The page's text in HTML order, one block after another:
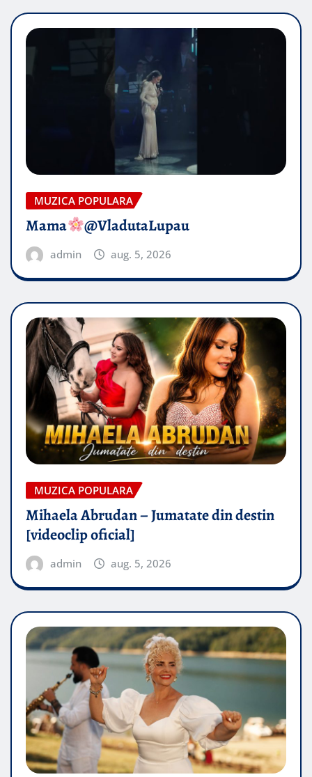
MUZICA POPULARA
Mama @VladutaLupau
admin aug. 5, 2026
MUZICA POPULARA
Mihaela Abrudan – Jumatate din destin
[videoclip oficial]
admin aug. 5, 2026